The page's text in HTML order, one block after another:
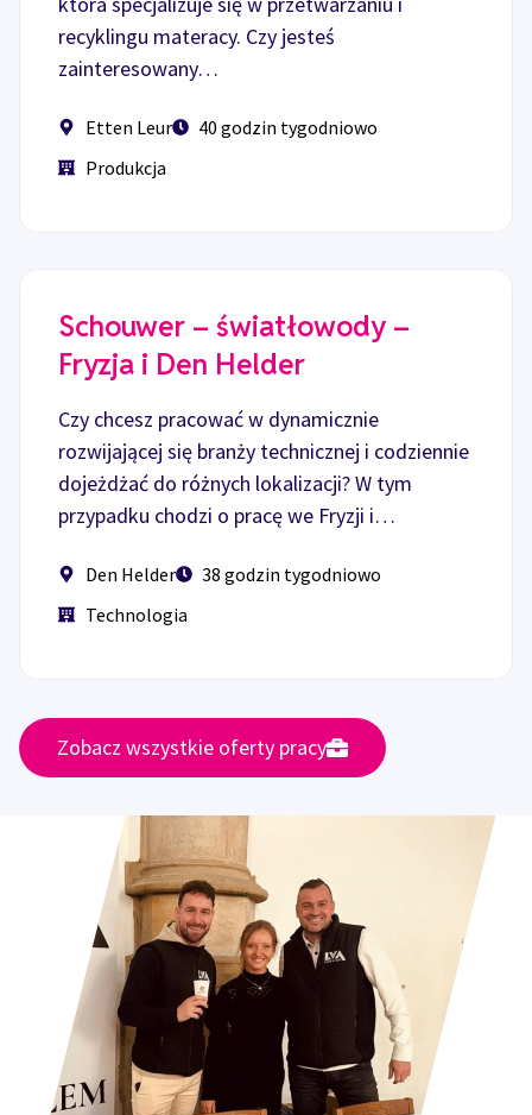
recyklingu materacy. Czy jesteś
zainteresowany…
Etten Leur
40 godzin tygodniowo
Produkcja
Schouwer – światłowody –
Fryzja i Den Helder
Czy chcesz pracować w dynamicznie
rozwijającej się branży technicznej i codziennie
dojeżdżać do różnych lokalizacji? W tym
przypadku chodzi o pracę we Fryzji i…
Den Helder
38 godzin tygodniowo
Technologia
Zobacz wszystkie oferty pracy